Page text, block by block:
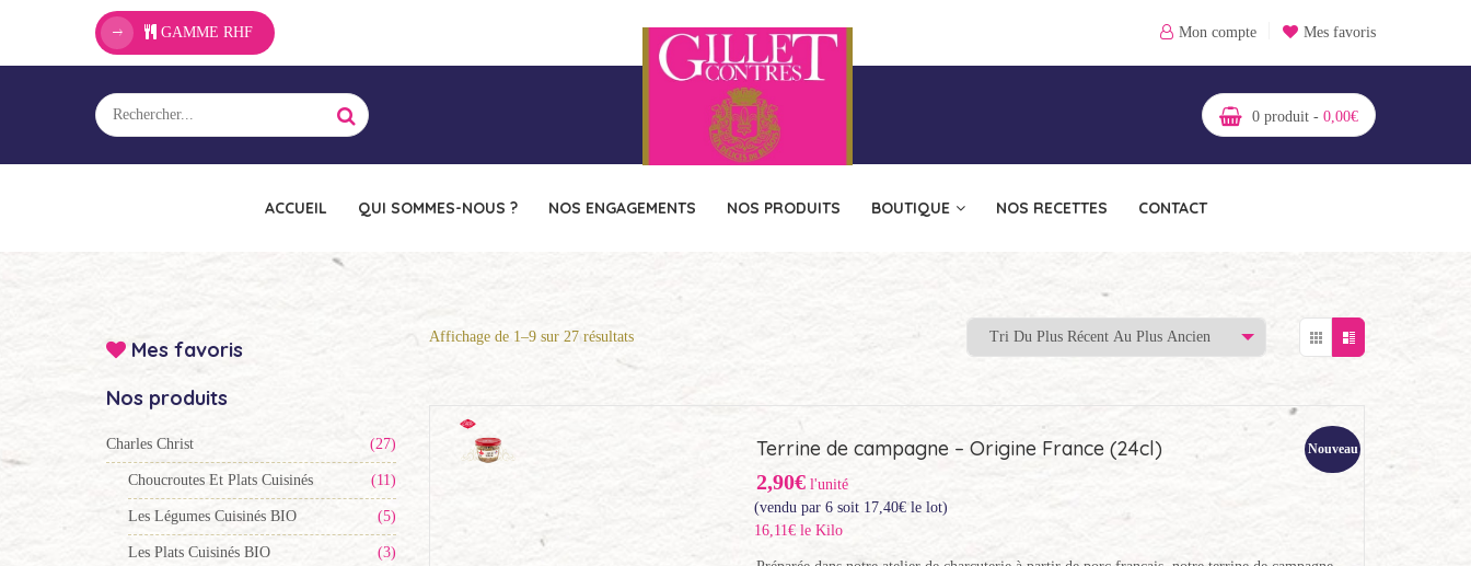
GAMME RHF Mon compte Mes favoris
0 produit - 0,00€
ACCUEIL QUI SOMMES-NOUS ? NOS ENGAGEMENTS NOS PRODUITS BOUTIQUE NOS RECETTES CONTACT
Mes favoris
Nos produits
Charles Christ (27)
Choucroutes Et Plats Cuisinés (11)
Les Légumes Cuisinés BIO (5)
Les Plats Cuisinés BIO (3)
Affichage de 1–9 sur 27 résultats
Nouveau
Terrine de campagne – Origine France (24cl)
2,90€l'unité
(vendu par 6 soit 17,40€le lot)
16,11€ le Kilo